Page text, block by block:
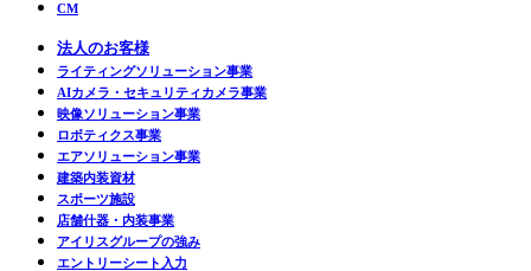
CM
法人のお客様
ライティングソリューション事業
AIカメラ・セキュリティカメラ事業
映像ソリューション事業
ロボティクス事業
エアソリューション事業
建築内装資材
スポーツ施設
店舗什器・内装事業
アイリスグループの強み
エントリーシート入力